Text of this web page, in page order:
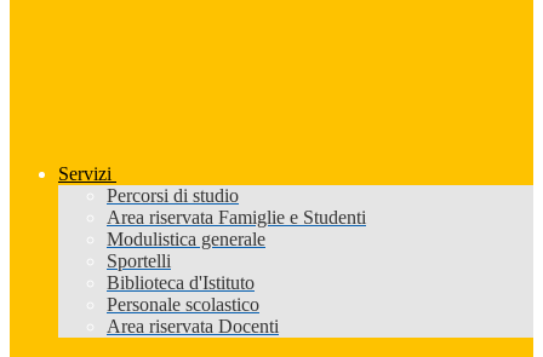
Servizi
Percorsi di studio
Area riservata Famiglie e Studenti
Modulistica generale
Sportelli
Biblioteca d'Istituto
Personale scolastico
Area riservata Docenti